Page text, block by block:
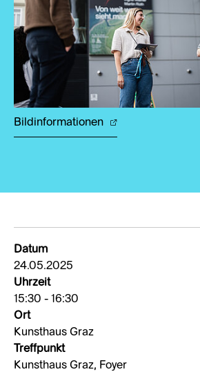
Bildinformationen
Datum
24.05.2025
Uhrzeit
15:30 - 16:30
Ort
Kunsthaus Graz
Treffpunkt
Kunsthaus Graz, Foyer